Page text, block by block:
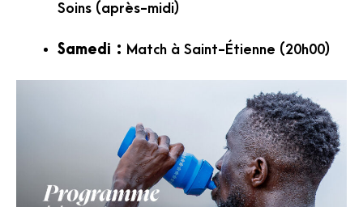
Soins (après-midi)
Samedi : Match à Saint-Étienne (20h00)